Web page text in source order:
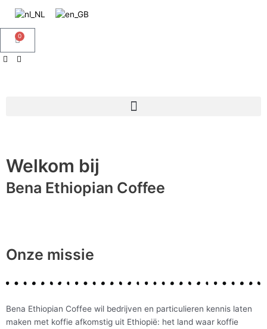
naar
inhoud
0
Winkelwagen
Welkom bij
Bena Ethiopian Coffee
Onze missie
Bena Ethiopian Coffee wil bedrijven en particulieren kennis laten
maken met koffie afkomstig uit Ethiopië: het land waar koffie